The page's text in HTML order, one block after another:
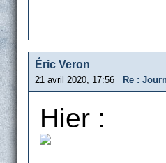
Éric Veron
21 avril 2020, 17:56 Re :
Hier :